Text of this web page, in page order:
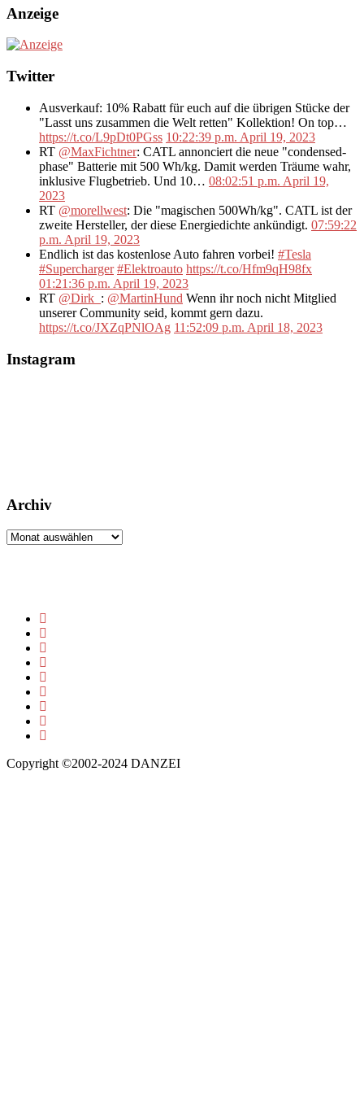
Anzeige
Twitter
Ausverkauf: 10% Rabatt für euch auf die übrigen Stücke der
"Lasst uns zusammen die Welt retten" Kollektion! On top…
https://t.co/L9pDt0PGss 10:22:39 p.m. April 19, 2023
RT @MaxFichtner: CATL annonciert die neue "condensed-
phase" Batterie mit 500 Wh/kg. Damit werden Träume wahr,
inklusive Flugbetrieb. Und 10… 08:02:51 p.m. April 19,
2023
RT @morellwest: Die "magischen 500Wh/kg". CATL ist der
zweite Hersteller, der diese Energiedichte ankündigt. 07:59:22
p.m. April 19, 2023
Endlich ist das kostenlose Auto fahren vorbei! #Tesla
#Supercharger #Elektroauto https://t.co/Hfm9qH98fx
01:21:36 p.m. April 19, 2023
RT @Dirk_ : @MartinHund Wenn ihr noch nicht Mitglied
unserer Community seid, kommt gern dazu.
https://t.co/JXZqPNlOAg 11:52:09 p.m. April 18, 2023
Instagram
Archiv
Archiv
Copyright ©2002-2024 DANZEI